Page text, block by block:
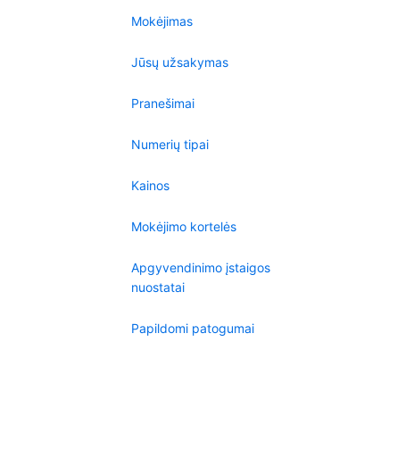
Mokėjimas
Jūsų užsakymas
Pranešimai
Numerių tipai
Kainos
Mokėjimo kortelės
Apgyvendinimo įstaigos
nuostatai
Papildomi patogumai